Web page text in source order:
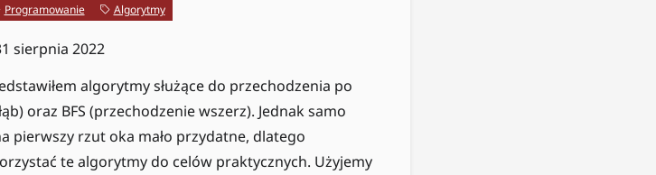
Programowanie Algorytmy
sierpnia 2022
algorytmy służące do przechodzenia po
oraz BFS (przechodzenie wszerz). Jednak samo
pierwszy rzut oka mało przydatne, dlatego
te algorytmy do celów praktycznych. Użyjemy